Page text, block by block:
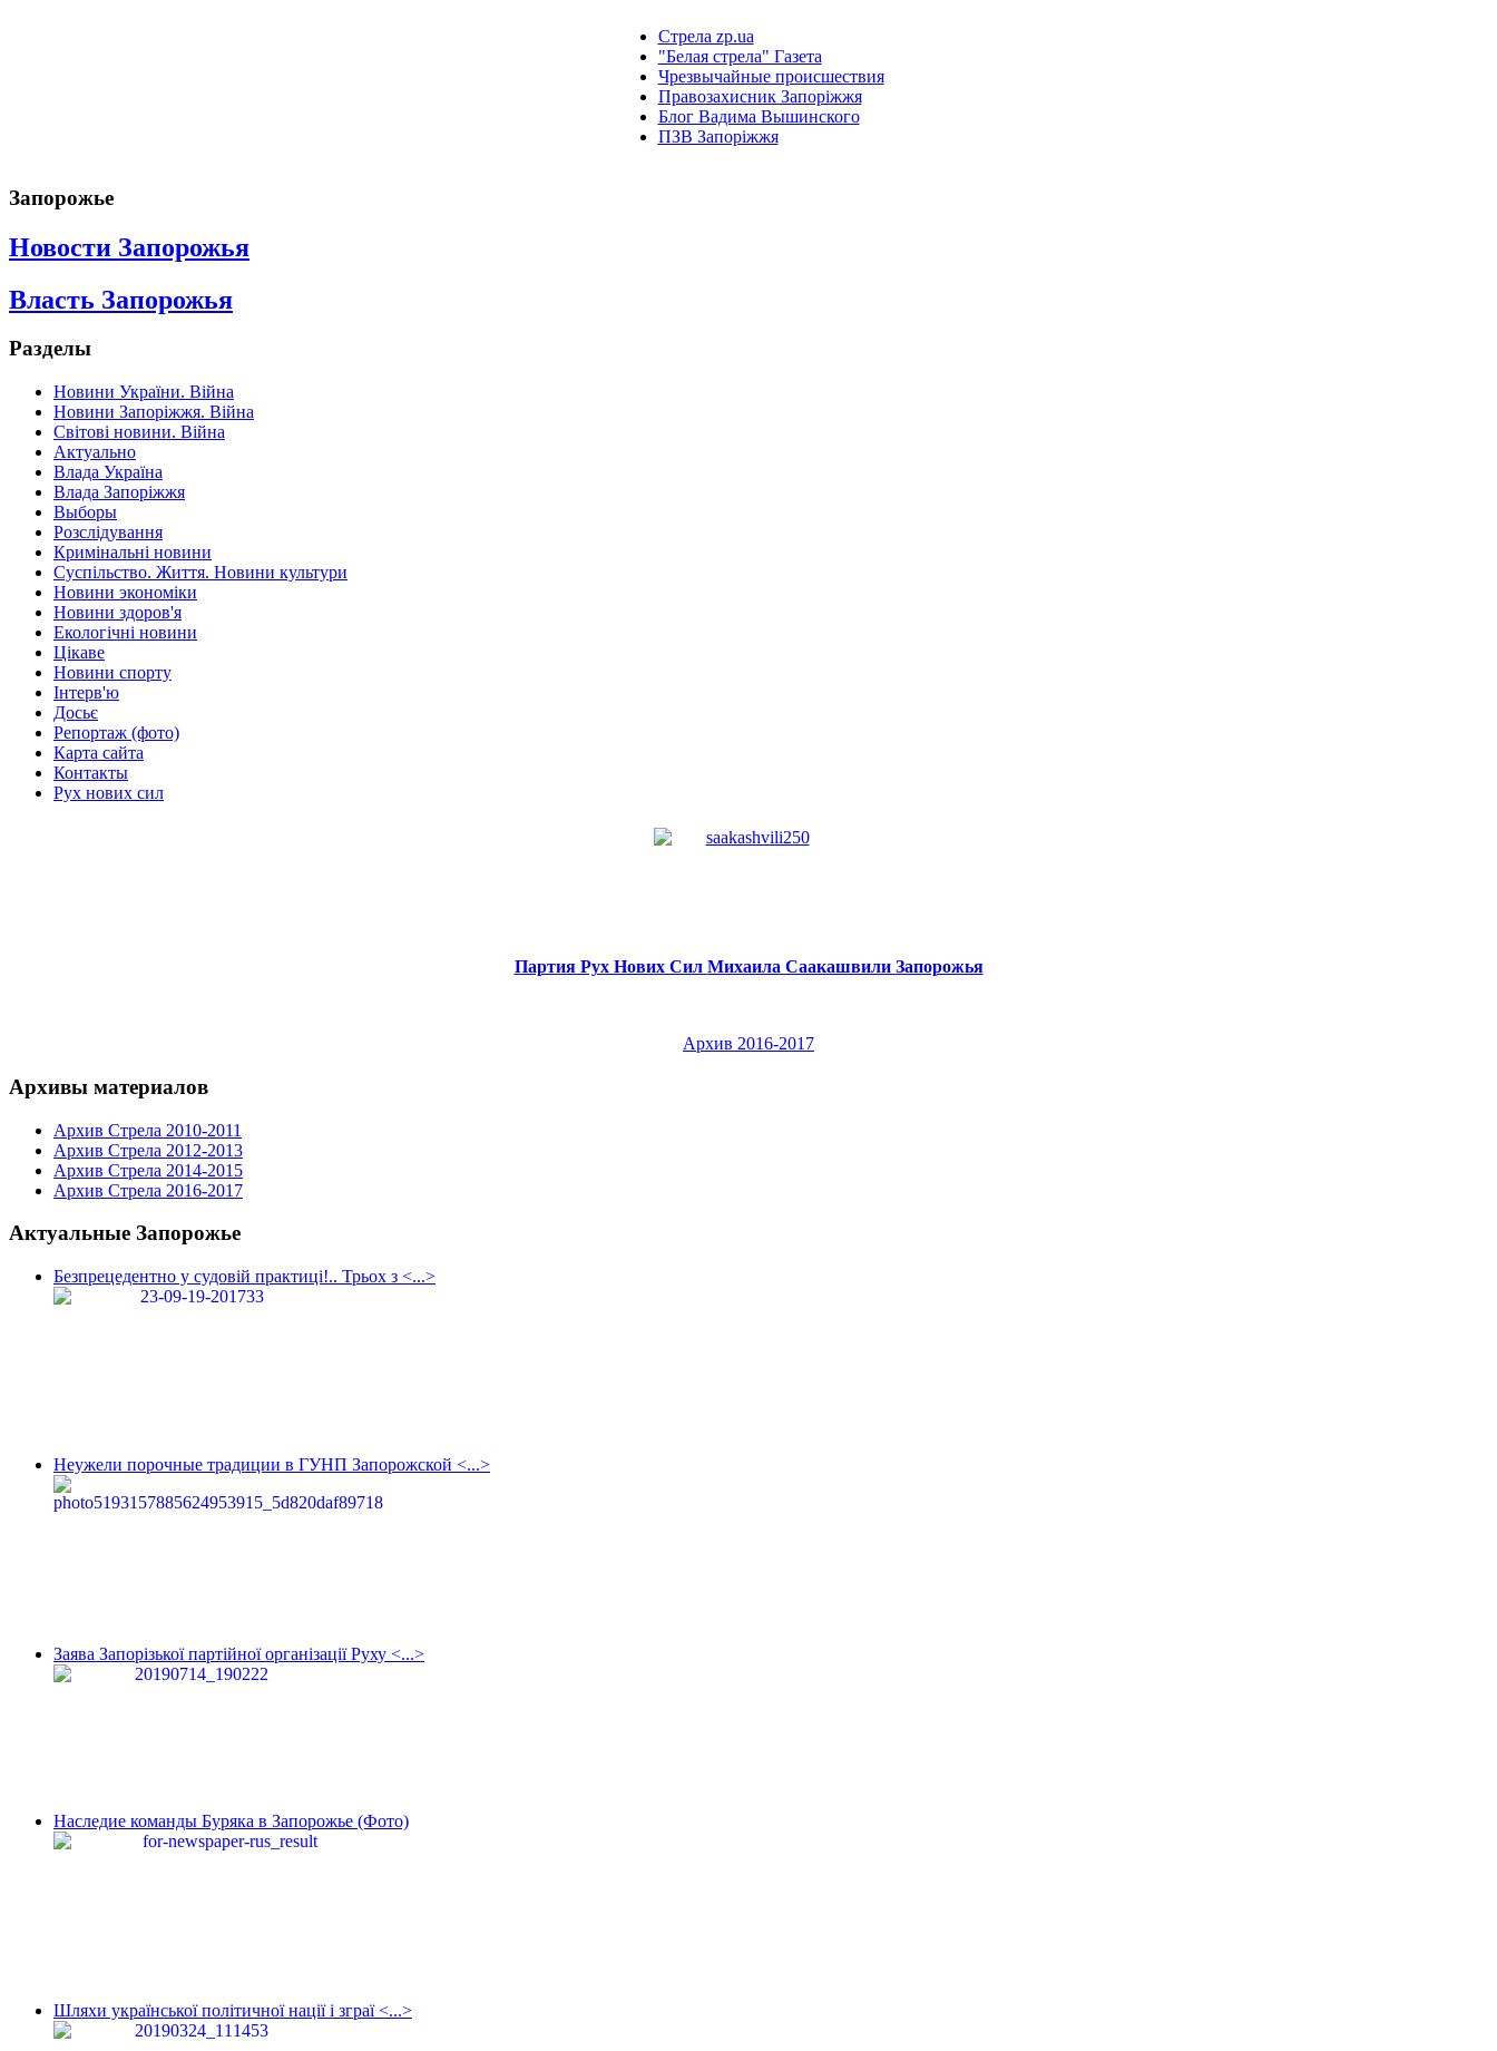
Стрела zp.ua
"Белая стрела" Газета
Чрезвычайные происшествия
Правозахисник Запоріжжя
Блог Вадима Вышинского
ПЗВ Запоріжжя
Запорожье
Новости Запорожья
Власть Запорожья
Разделы
Новини України. Війна
Новини Запоріжжя. Війна
Світові новини. Війна
Актуально
Влада Україна
Влада Запоріжжя
Выборы
Розслідування
Кримінальні новини
Суспільство. Життя. Новини культури
Новини экономіки
Новини здоров'я
Екологічні новини
Цікаве
Новини спорту
Інтерв'ю
Досьє
Репортаж (фото)
Карта сайта
Контакты
Рух нових сил
Партия Рух Нових Сил Михаила Саакашвили Запорожья
Архив 2016-2017
Архивы материалов
Архив Стрела 2010-2011
Архив Стрела 2012-2013
Архив Стрела 2014-2015
Архив Стрела 2016-2017
Актуальные Запорожье
Безпрецедентно у судовій практиці!.. Трьох з <...>
Неужели порочные традиции в ГУНП Запорожской <...>
Заява Запорізької партійної організації Руху <...>
Наследие команды Буряка в Запорожье (Фото)
Шляхи української політичної нації і зграї <...>